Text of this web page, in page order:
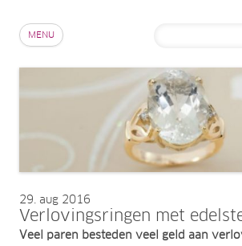
MENU
29 aug 2016
Verlovingsringen met
Veel paren besteden veel geld aan